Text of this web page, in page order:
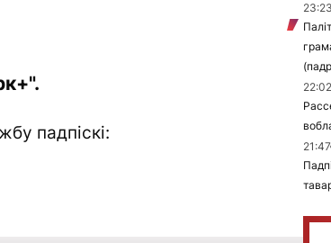
падпіскі:
22:02
21:47